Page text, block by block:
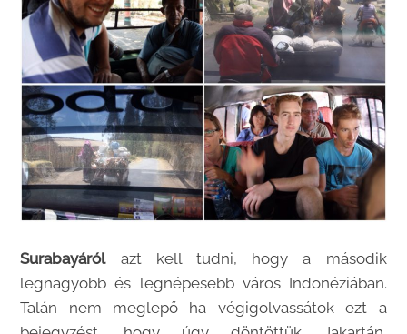
Surabayárólazt kell tudni, hogy a második
legnagyobb és legnépesebb város Indonéziában.
Talán nem meglepő ha végigolvassátok ezt a